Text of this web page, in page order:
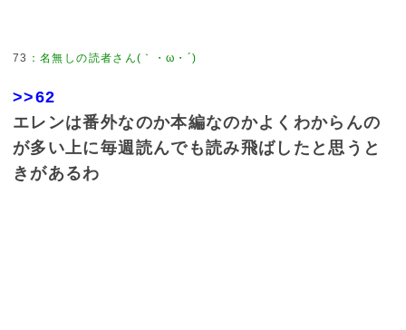
73 ：名無しの読者さん(｀・ω・´)
>>62
エレンは番外なのか本編なのかよくわからんの
が多い上に毎週読んでも読み飛ばしたと思うと
きがあるわ